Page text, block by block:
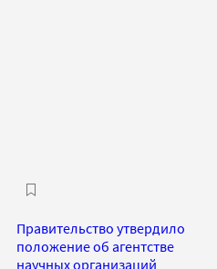
Правительство утвердило
положение об агентстве
научных организаций